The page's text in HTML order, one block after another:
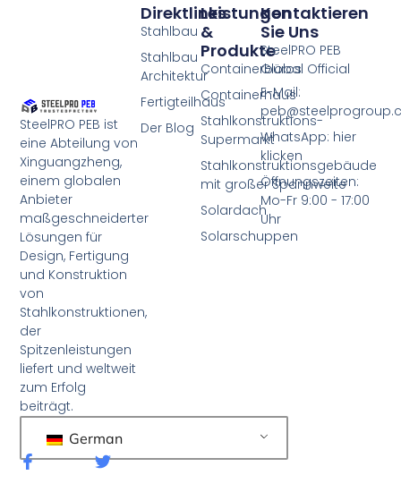
SteelPRO PEB ist
eine Abteilung von
Xinguangzheng,
einem globalen
Anbieter
maßgeschneiderter
Lösungen für
Design, Fertigung
und Konstruktion
von
Stahlkonstruktionen,
der
Spitzenleistungen
liefert und weltweit
zum Erfolg
beiträgt.
German
F
a
T
Leistungen
&
Produkte
Containerbüros
Containerhaus
Stahlkonstruktions-
Supermarkt
Stahlkonstruktionsgebäude
mit großer Spannweite
Solardach
Solarschuppen
Direktlinks
Stahlbau
Stahlbau
Architektur
Fertigteilhaus
Der Blog
Kontaktieren
Sie Uns
SteelPRO PEB
Global Official
E-Mail:
WhatsApp: hier
klicken
Öffnungszeiten:
Mo-Fr 9:00 - 17:00
Uhr